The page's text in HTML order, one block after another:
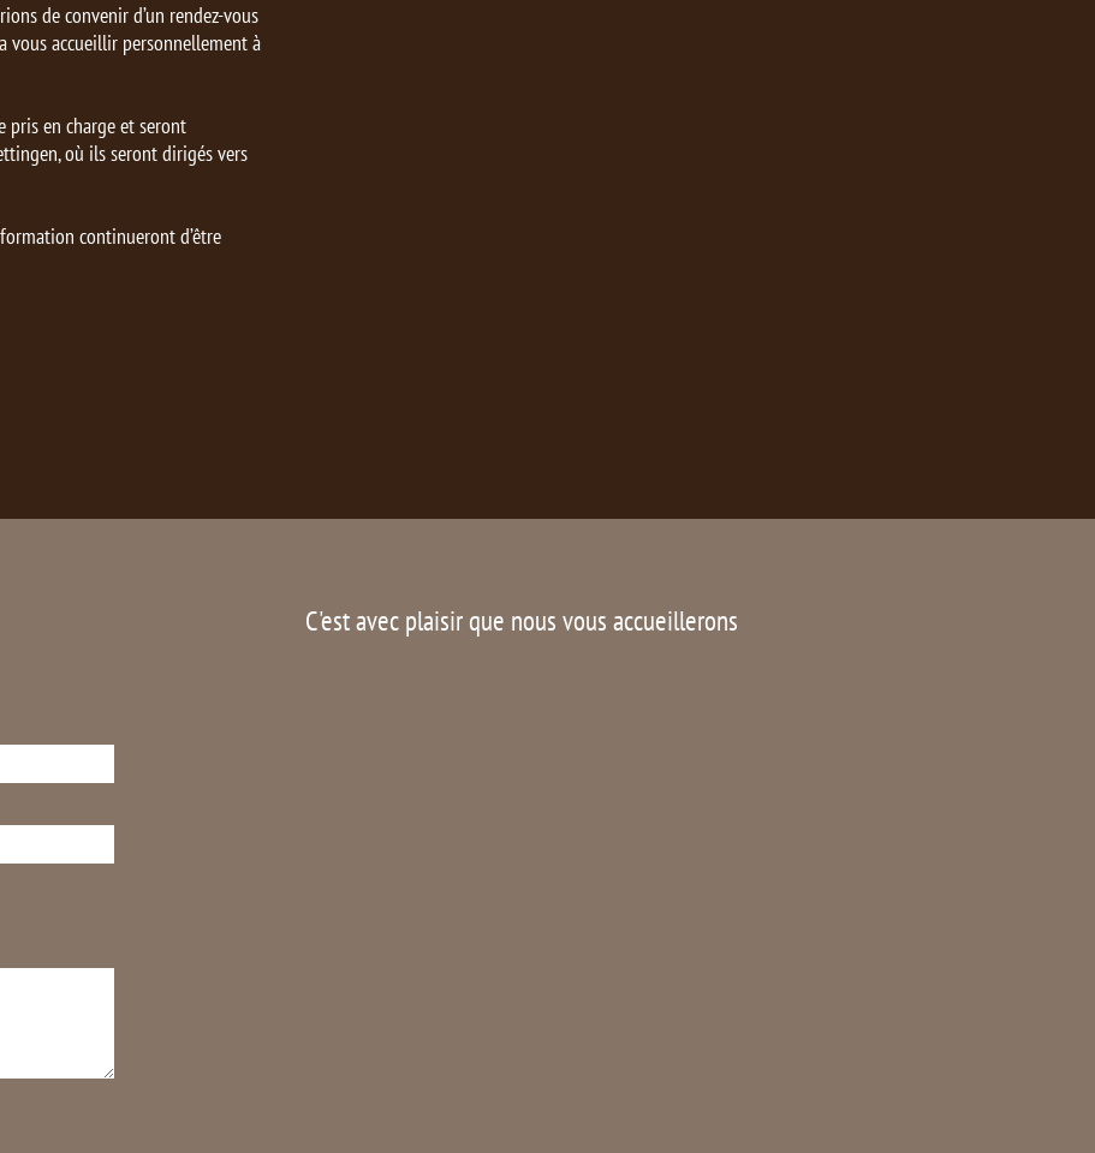
de convenir d’un rendez-vous
vous accueillir personnellement à
pris en charge et seront
où ils seront dirigés vers
continueront d’être
C'est avec plaisir que nous vous accueillerons